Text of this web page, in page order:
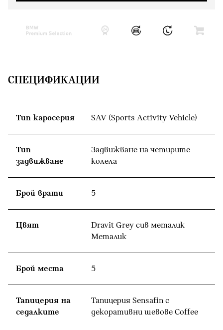
СПЕЦИФИКАЦИИ
Тип каросерия SAV (Sports Activity Vehicle)
Тип
задвижване
Задвижване на четирите
колела
Брой врати 5
Цвят
Dravit Grey сив металик
Meталик
Брой места 5
Тапицерия на
седалките
Тапицерия Sensafin с
декоративни шевове Coffee